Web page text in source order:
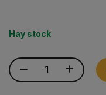
Hay stock